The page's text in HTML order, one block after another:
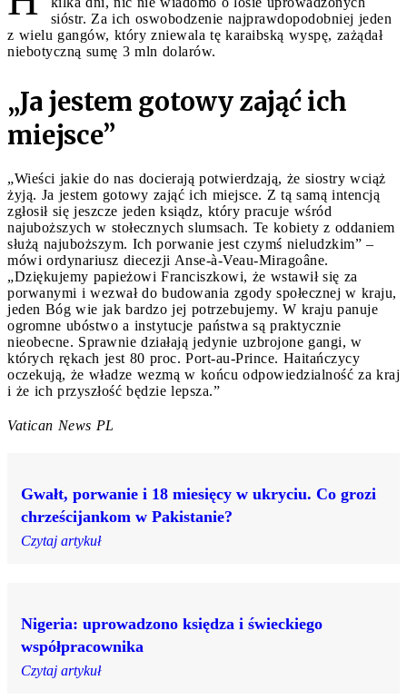
sióstr. Za ich oswobodzenie najprawdopodobniej jeden
z wielu gangów, który zniewala tę karaibską wyspę, zażądał
niebotyczną sumę 3 mln dolarów.
„Ja jestem gotowy zająć ich
miejsce”
„Wieści jakie do nas docierają potwierdzają, że siostry wciąż
żyją. Ja jestem gotowy zająć ich miejsce. Z tą samą intencją
zgłosił się jeszcze jeden ksiądz, który pracuje wśród
najuboższych w stołecznych slumsach. Te kobiety z oddaniem
służą najuboższym. Ich porwanie jest czymś nieludzkim” –
mówi ordynariusz diecezji Anse-à-Veau-Miragoâne.
„Dziękujemy papieżowi Franciszkowi, że wstawił się za
porwanymi i wezwał do budowania zgody społecznej w kraju,
jeden Bóg wie jak bardzo jej potrzebujemy. W kraju panuje
ogromne ubóstwo a instytucje państwa są praktycznie
nieobecne. Sprawnie działają jedynie uzbrojone gangi, w
których rękach jest 80 proc. Port-au-Prince. Haitańczycy
oczekują, że władze wezmą w końcu odpowiedzialność za kraj
i że ich przyszłość będzie lepsza.”
Vatican News PL
Gwałt, porwanie i 18 miesięcy w ukryciu. Co grozi
chrześcijankom w Pakistanie?
Czytaj artykuł
Nigeria: uprowadzono księdza i świeckiego
współpracownika
Czytaj artykuł